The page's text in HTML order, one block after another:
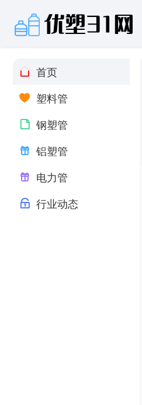
首页
塑料管
钢塑管
铝塑管
电力管
行业动态